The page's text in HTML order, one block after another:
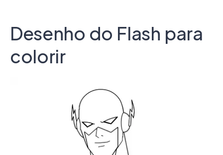
Desenho do Flash para
colorir